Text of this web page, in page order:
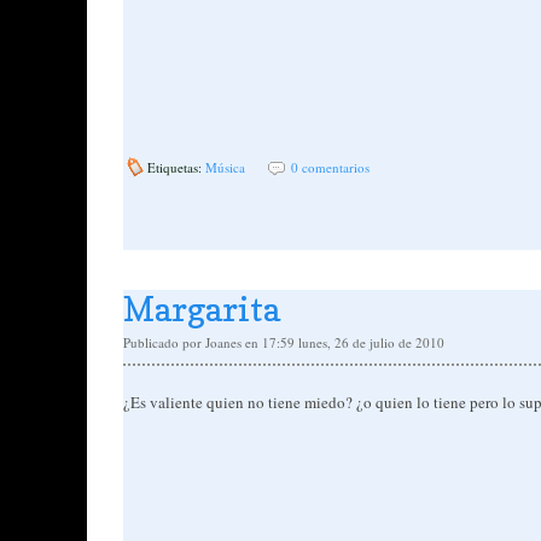
Etiquetas: Música 0 comentarios
Margarita
Publicado por Joanes en 17:59 lunes, 26 de julio de 2010
¿Es valiente quien no tiene miedo? ¿o quien lo tiene pero lo